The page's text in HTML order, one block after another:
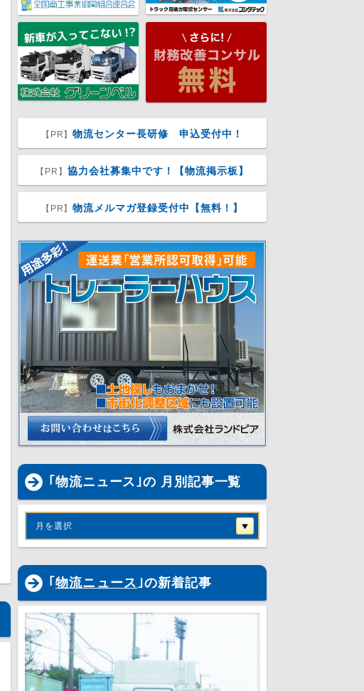
【PR】物流センター長研修 申込受付中！
【PR】 協力会社募集中です！【物流掲示板】
【PR】物流メルマガ登録受付中【無料！】
｢物流ニュース｣の 月別記事一覧
月を選択
｢ 物流ニュース ｣の新着記事